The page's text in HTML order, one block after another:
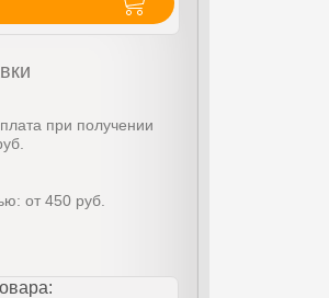
при получении
от 450 руб.